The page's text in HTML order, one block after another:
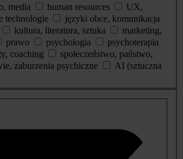
media
human resources
UX,
technologie
języki obce, komunikacja
kultura, literatura, sztuka
marketing,
prawo psychologia
psychoterapia
coaching
społeczeństwo, państwo,
zaburzenia psychiczne
AI (sztuczna